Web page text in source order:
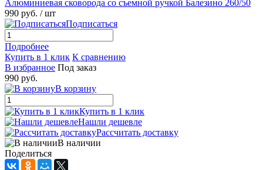
Алюминиевая сковорода со съемной ручкой Балезино 260/50
990 руб. / шт
Подписаться
Подробнее
Купить в 1 клик К сравнению
В избранное Под заказ
990 руб.
В корзину
Купить в 1 клик
Нашли дешевле
Рассчитать доставку
В наличии
Поделиться